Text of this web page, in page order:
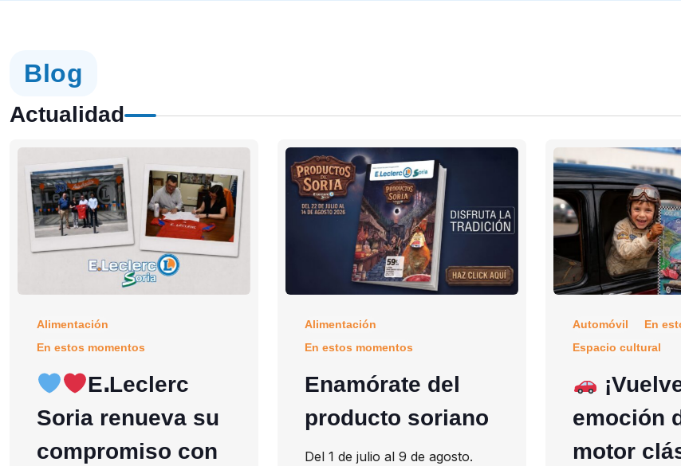
Blog
Actualidad
Alimentación
En estos momentos
EꓸLeclerc
Soria renueva su
compromiso con
Alimentación
En estos momentos
Enamórate del
producto soriano
Del 1 de julio al 9 de agosto.
Automóvil
En
Espacio cultural
emoción
motor